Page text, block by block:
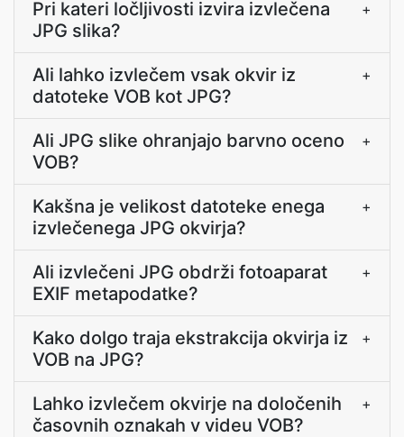
Pri kateri ločljivosti izvira izvlečena
JPG slika?
+
Ali lahko izvlečem vsak okvir iz
datoteke VOB kot JPG?
+
Ali JPG slike ohranjajo barvno oceno
VOB?
+
Kakšna je velikost datoteke enega
izvlečenega JPG okvirja?
+
Ali izvlečeni JPG obdrži fotoaparat
EXIF metapodatke?
+
Kako dolgo traja ekstrakcija okvirja iz
VOB na JPG?
+
Lahko izvlečem okvirje na določenih
časovnih oznakah v videu VOB?
+